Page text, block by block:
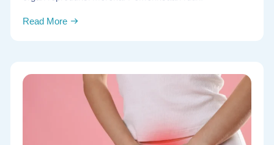
Read More